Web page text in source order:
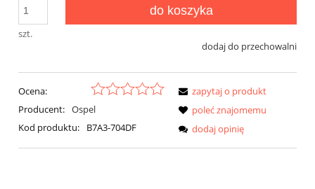
szt.
do koszyka
dodaj do przechowalni
Ocena:
Producent: Ospel
Kod produktu:
B7A3-704DF
zapytaj o produkt
poleć znajomemu
dodaj opinię